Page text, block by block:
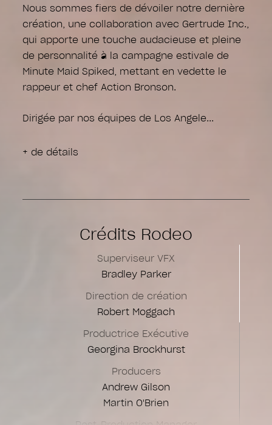
Nous sommes fiers de dévoiler notre dernière
création, une collaboration avec Gertrude Inc.,
qui apporte une touche audacieuse et pleine
de personnalité à la campagne estivale de
Minute Maid Spiked, mettant en vedette le
rappeur et chef Action Bronson.
Dirigée par nos équipes de Los Angele
+ de détails
Crédits Rodeo
Superviseur VFX
Bradley Parker
Direction de création
Robert Moggach
Productrice Exécutive
Georgina Brockhurst
Producers
Andrew Gilson
Martin O'Brien